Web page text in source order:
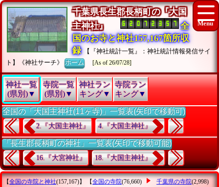
千葉県長生郡長柄町の『大国
主神社』
全
国のお寺と神社157,167箇所収
録
【『神社統計一覧』：神社統計情報発信サイ
ト】《神社サーチ》ホーム [As of 26/07/28]
神社一覧
(県別)▼
寺院一覧
(県別)▼
神社ラン
キング▼
寺院ラン
キング▼
全国の「大国主神社(11ヶ寺)」一覧表(矢印で移動可)
2.『大国主神社』 4.『大国主神社』
「長生郡長柄町の神社」一覧表(矢印で移動可能)
16.『大宮神社』 18.『大国主神社』
【全国の寺院と神社(157,167)】 【全国の寺院(76,660) 千葉県の寺院(2,998)